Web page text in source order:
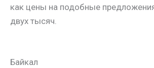
как цены на подобные
двух тысяч.
Байкал